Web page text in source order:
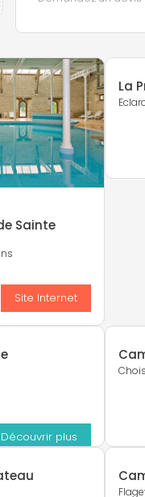
Sainte
Site Internet
La
Découvrir plus